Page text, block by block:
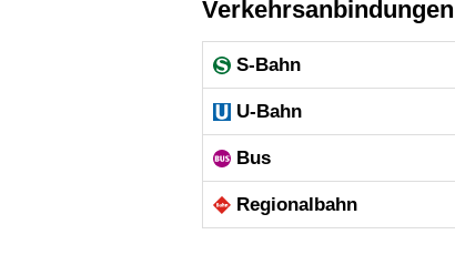
Verkehrsanbindungen
S-Bahn
U-Bahn
Bus
Regional­bahn